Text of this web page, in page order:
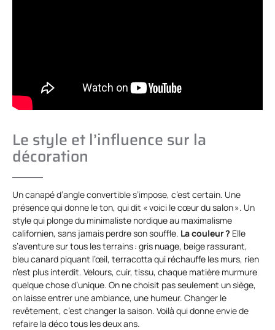
Le style et l’influence sur la
décoration
Un canapé d’angle convertible s’impose, c’est certain. Une
présence qui donne le ton, qui dit « voici le cœur du salon ». Un
style qui plonge du minimaliste nordique au maximalisme
californien, sans jamais perdre son souffle. La couleur ? Elle
s’aventure sur tous les terrains : gris nuage, beige rassurant,
bleu canard piquant l’œil, terracotta qui réchauffe les murs, rien
n’est plus interdit. Velours, cuir, tissu, chaque matière murmure
quelque chose d’unique. On ne choisit pas seulement un siège,
on laisse entrer une ambiance, une humeur. Changer le
revêtement, c’est changer la saison. Voilà qui donne envie de
refaire la déco tous les deux ans.